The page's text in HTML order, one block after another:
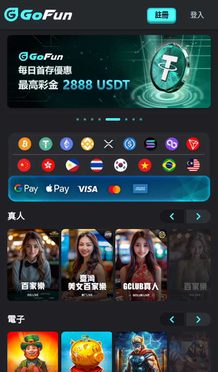
撥打服務專線
首頁
大老爺娛樂城最新優惠
熱門遊戲資訊
平台常見問答
免費試玩
登入/註冊